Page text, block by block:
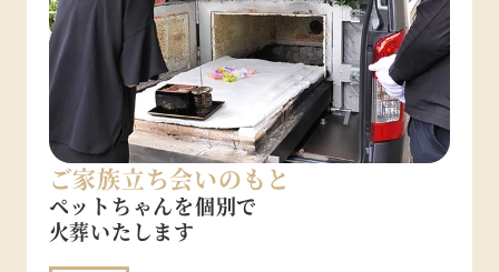
ご家族立ち会いのもと
ペットちゃんを個別で
火葬いたします